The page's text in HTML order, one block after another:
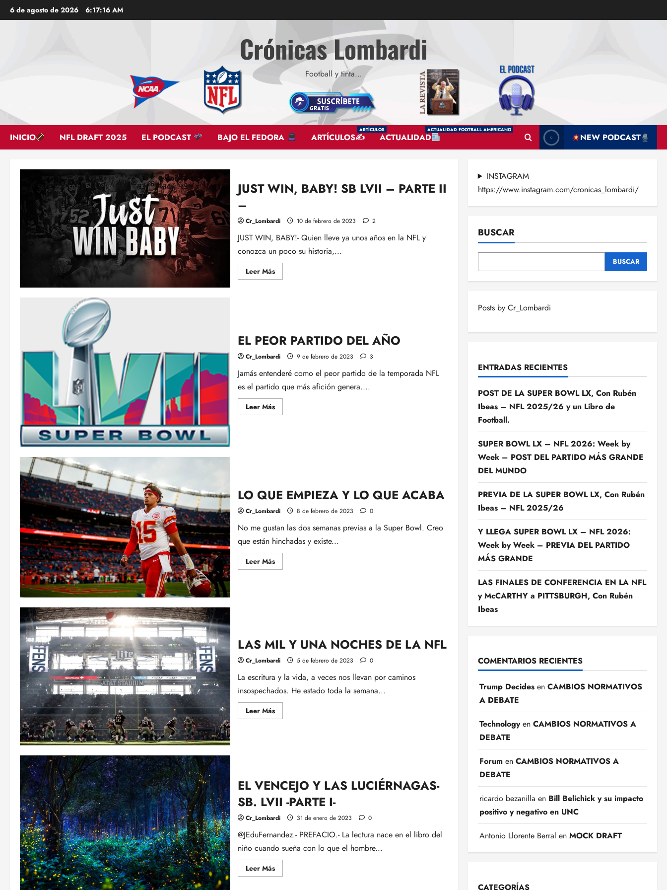
Saltar
al
6 de agosto de 2026 6:17:18 AM
Crónicas Lombardi
Football y tinta…
INICIO NFL DRAFT 2025 EL PODCAST BAJO EL FEDORA ARTÍCULOS✍
ARTÍCULOS
ACTUALIDAD
ACTUALIDAD FOOTBALL AMERICANO
NEW PODCAST
JUST WIN, BABY! SB LVII – PARTE II
–
Cr_Lombardi 10 de febrero de 2023 2
JUST WIN, BABY!- Quien lleve ya unos años en la NFL y
conozca un poco su historia,...
Leer MásLeer
más
PARTE
II
–
EL PEOR PARTIDO DEL AÑO
Cr_Lombardi 9 de febrero de 2023 3
Jamás entenderé como el peor partido de la temporada NFL
es el partido que más afición genera....
Leer MásLeer
más
LO QUE EMPIEZA Y LO QUE ACABA
Cr_Lombardi 8 de febrero de 2023 0
No me gustan las dos semanas previas a la Super Bowl. Creo
que están hinchadas y existe...
Leer MásLeer
más
LAS MIL Y UNA NOCHES DE LA NFL
Cr_Lombardi 5 de febrero de 2023 0
La escritura y la vida, a veces nos llevan por caminos
insospechados. He estado toda la semana...
Leer MásLeer
más
LA
NFL
EL VENCEJO Y LAS LUCIÉRNAGAS-
SB. LVII -PARTE I-
Cr_Lombardi 31 de enero de 2023 0
@JEduFernandez.- PREFACIO.- La lectura nace en el libro del
niño cuando sueña con lo que el hombre...
Leer MásLeer
más
INSTAGRAM
https://www.instagram.com/cronicas_lombardi/
BUSCAR
BUSCAR
Posts by Cr_Lombardi
ENTRADAS RECIENTES
POST DE LA SUPER BOWL LX, Con Rubén
Ibeas – NFL 2025/26 y un Libro de
Football.
SUPER BOWL LX – NFL 2026: Week by
Week – POST DEL PARTIDO MÁS GRANDE
DEL MUNDO
PREVIA DE LA SUPER BOWL LX, Con Rubén
Ibeas – NFL 2025/26
Y LLEGA SUPER BOWL LX – NFL 2026:
Week by Week – PREVIA DEL PARTIDO
MÁS GRANDE
LAS FINALES DE CONFERENCIA EN LA NFL
y McCARTHY a PITTSBURGH, Con Rubén
Ibeas
COMENTARIOS RECIENTES
Trump Decidesen CAMBIOS NORMATIVOS
A DEBATE
Technologyen CAMBIOS NORMATIVOS A
DEBATE
Forumen CAMBIOS NORMATIVOS A
DEBATE
ricardo bezanilla en Bill Belichick y su impacto
positivo y negativo en UNC
Antonio Llorente Berral en MOCK DRAFT
CATEGORÍAS